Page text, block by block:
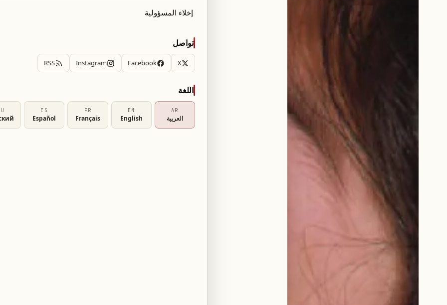
إخلاء المسؤولية
تواصل
X
Facebook
Instagram
RSS
اللغة
AR
العربية
EN
English
FR
Français
ES
Español